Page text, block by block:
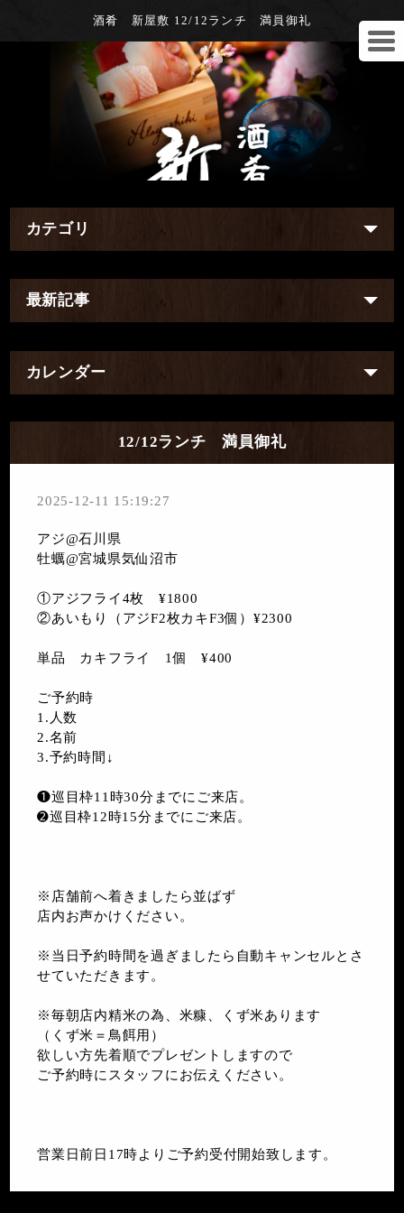
酒肴 新屋敷 12/12ランチ 満員御礼
カテゴリ
最新記事
カレンダー
12/12ランチ 満員御礼
2025-12-11 15:19:27
アジ@石川県
牡蠣@宮城県気仙沼市
①アジフライ4枚 ¥1800
②あいもり（アジF2枚カキF3個）¥2300
単品 カキフライ 1個 ¥400
ご予約時
1.人数
2.名前
3.予約時間↓
❶巡目枠11時30分までにご来店。
➋巡目枠12時15分までにご来店。
※店舗前へ着きましたら並ばず
店内お声かけください。
※当日予約時間を過ぎましたら自動キャンセルとさ
せていただきます。
※毎朝店内精米の為、米糠、くず米あります
（くず米＝鳥餌用）
欲しい方先着順でプレゼントしますので
ご予約時にスタッフにお伝えください。
営業日前日17時よりご予約受付開始致します。